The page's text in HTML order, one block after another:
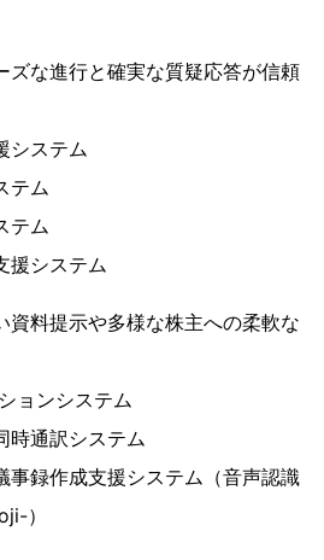
な進行と確実な質疑応答が信頼
ステム
テム
テム
システム
料提示や多様な株主への柔軟な
ンシステム
通訳システム
録作成支援システム（音声認識
）